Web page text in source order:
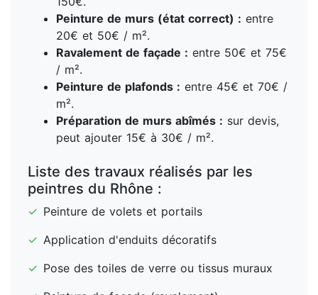
Peinture de murs (état correct) : entre
20€ et 50€ / m².
Ravalement de façade : entre 50€ et 75€
/ m².
Peinture de plafonds : entre 45€ et 70€ /
m².
Préparation de murs abîmés : sur devis,
peut ajouter 15€ à 30€ / m².
Liste des travaux réalisés par les
peintres du Rhône :
✓ Peinture de volets et portails
✓ Application d'enduits décoratifs
✓ Pose des toiles de verre ou tissus muraux